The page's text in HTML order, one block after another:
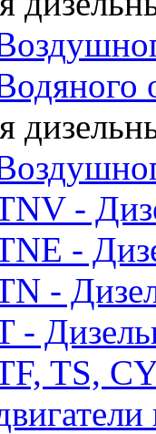
-
-
-
-
TS,